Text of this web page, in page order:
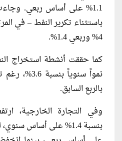
1.1% على أساس ربعي.
باستثناء تكرير النفط – في
4% وربعي 1.4%.
كما حققت أنشطة استخراج
بالربع السابق.
وفي التجارة الخارجية،